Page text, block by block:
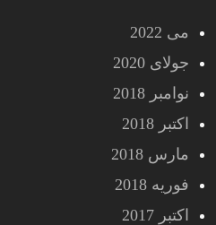
می 2022
جولای 2020
نوامبر 2018
اکتبر 2018
مارس 2018
فوریه 2018
اکتبر 2017